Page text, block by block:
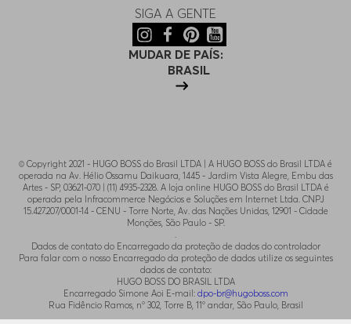
SIGA A GENTE
MUDAR DE PAÍS:
BRASIL
© Copyright 2021 - HUGO BOSS do Brasil LTDA | A HUGO BOSS do Brasil LTDA é
operada na Av. Hélio Ossamu Daikuara, 1445 - Jardim Vista Alegre, Embu das
Artes - SP, 03621-070 | (11) 4935-2328. A loja online HUGO BOSS do Brasil LTDA é
operada pela Infracommerce Negócios e Soluções em Internet Ltda. CNPJ
15.427.207/0001-14 - CENU - Torre Norte, Av. das Nações Unidas, 12901 - Cidade
Monções, São Paulo - SP.
.
Dados de contato do Encarregado da proteção de dados do controlador
Para falar com o nosso Encarregado da proteção de dados utilize os seguintes
dados de contato:
HUGO BOSS DO BRASIL LTDA
Encarregado Simone Aoi E-mail: dpo-br@hugoboss.com
Rua Fidêncio Ramos, n° 302, Torre B, 11° andar, São Paulo, Brasil